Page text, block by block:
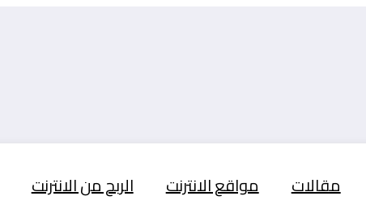
مقالات مواقع الانترنت الربح من الانترنت